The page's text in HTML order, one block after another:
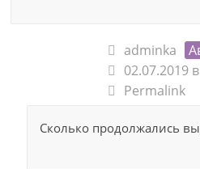
adminka
02.07.2019
Permalink
Сколько продолжались